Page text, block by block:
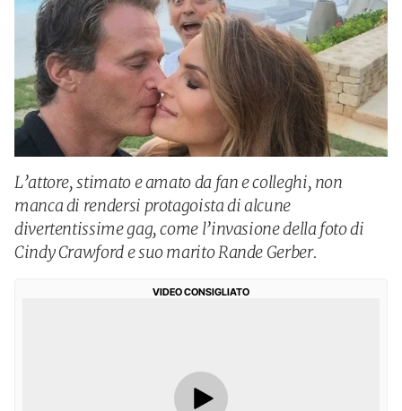
L’attore, stimato e amato da fan e colleghi, non
manca di rendersi protagoista di alcune
divertentissime gag, come l’invasione della foto di
Cindy Crawford e suo marito Rande Gerber.
VIDEO CONSIGLIATO